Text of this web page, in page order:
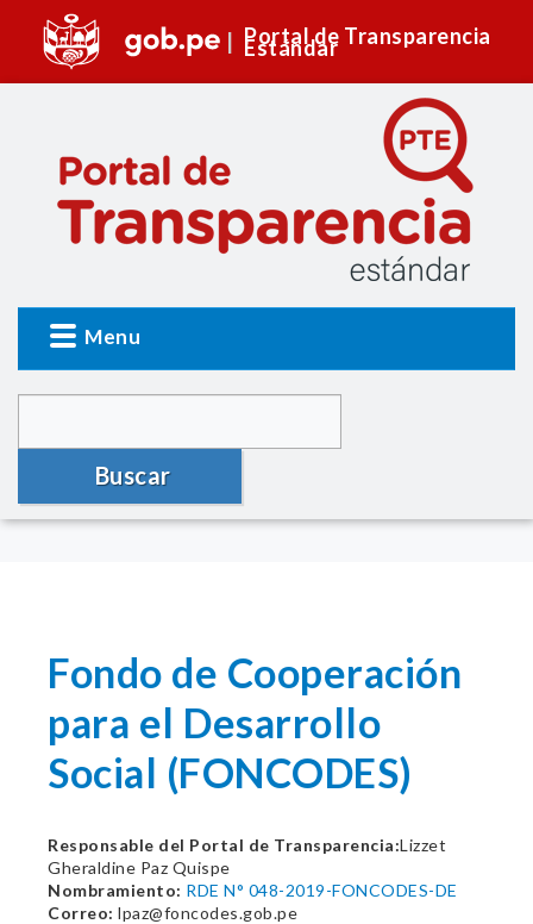
Portal de Transparencia
Estándar
Menu
Buscar
Fondo de Cooperación
para el Desarrollo
Social (FONCODES)
Responsable del Portal de Transparencia:Lizzet
Gheraldine Paz Quispe
Nombramiento: RDE N° 048-2019-FONCODES-DE
Correo: lpaz@foncodes.gob.pe